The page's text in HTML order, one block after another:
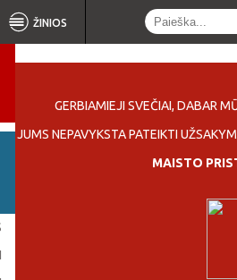
ŽINIOS
GERBIAMIEJI SVEČIAI, DABAR
JUMS NEPAVYKSTA PATEIKTI
MAISTO